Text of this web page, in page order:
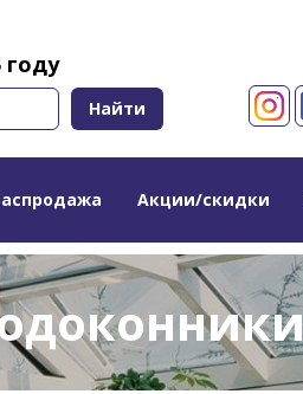
году
Найти
Акции/скидки